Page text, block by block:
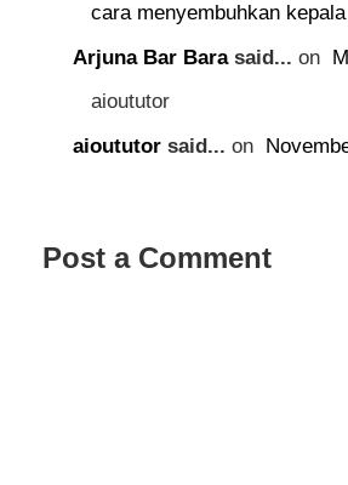
cara menyembuhkan
Arjuna Bar Barasaid... on
aioututor
aioututor said... on
Post a Comment